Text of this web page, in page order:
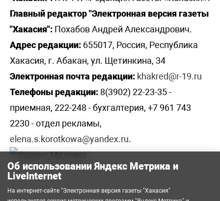
Главный редактор "Электронная версия газеты
"Хакасия": Похабов Андрей Александрович.
Адрес редакции: 655017, Россия, Республика
Хакасия, г. Абакан, ул. Щетинкина, 34
Электронная почта редакции: khakred@r-19.ru
Телефоны редакции: 8(3902) 22-23-35 -
приемная, 222-248 - бухгалтерия, +7 961 743
2230 - отдел рекламы,
elena.s.korotkowa@yandex.ru.
Об использовании Яндекс Метрика и
LiveInternet
На интернет-сайте "Электронная версия газеты "Хакасия"